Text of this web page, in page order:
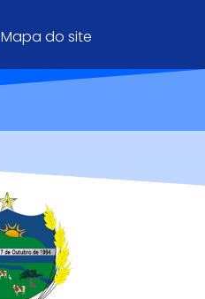
Mapa do site